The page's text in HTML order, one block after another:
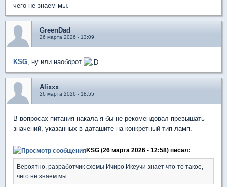
чего не знаем мы.
GreenDad
26 марта 2026 - 13:09
KSG , ну или наоборот
Alixxx
26 марта 2026 - 18:55
В вопросах питания накала я бы не рекомендовал превышать
значений, указанных в даташите на конкретный тип ламп.
KSG (26 марта 2026 - 12:58) писал:
Вероятно, разработчик схемы Ичиро Икеучи знает что-то такое,
чего не знаем мы.